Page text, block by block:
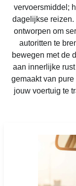
vervoersmiddel;
dagelijkse
ontworpen om
autoritten te
bewegen met de
aan innerlijke
gemaakt van
jouw voertuig te